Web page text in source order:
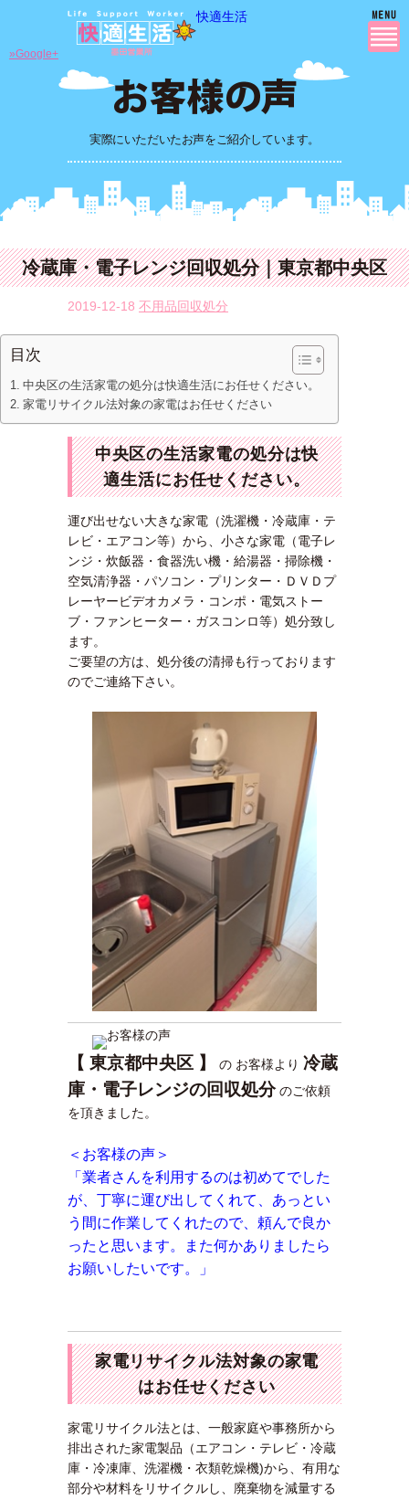
快適生活
実際にいただいたお声をご紹介しています。
»Google+
冷蔵庫・電子レンジ回収処分｜東京都中央区
2019-12-18 不用品回収処分
目次
中央区の生活家電の処分は快適生活にお任せください。
家電リサイクル法対象の家電はお任せください
中央区の生活家電の処分は快
適生活にお任せください。
運び出せない大きな家電（洗濯機・冷蔵庫・テ
レビ・エアコン等）から、小さな家電（電子レ
ンジ・炊飯器・食器洗い機・給湯器・掃除機・
空気清浄器・パソコン・プリンター・ＤＶＤプ
レーヤービデオカメラ・コンポ・電気ストー
ブ・ファンヒーター・ガスコンロ等）処分致し
ます。
ご要望の方は、処分後の清掃も行っております
のでご連絡下さい。
【 東京都中央区 】 の お客様より 冷蔵
庫・電子レンジの回収処分のご依頼
を頂きました。
＜お客様の声＞
「業者さんを利用するのは初めてでした
が、丁寧に運び出してくれて、あっとい
う間に作業してくれたので、頼んで良か
ったと思います。また何かありましたら
お願いしたいです。」
家電リサイクル法対象の家電
はお任せください
家電リサイクル法とは、一般家庭や事務所から
排出された家電製品（エアコン・テレビ・冷蔵
庫・冷凍庫、洗濯機・衣類乾燥機)から、有用な
部分や材料をリサイクルし、廃棄物を減量する